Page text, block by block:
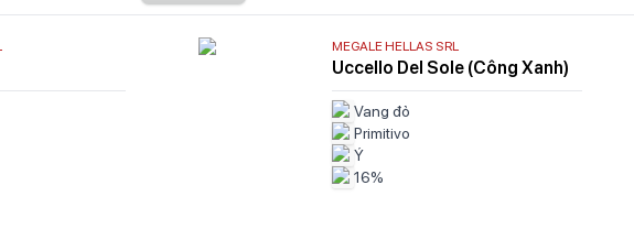
MEGALE HELLAS SRL
Uccello Del Sole (Công Xanh)
Vang đỏ
Primitivo
Ý
16%